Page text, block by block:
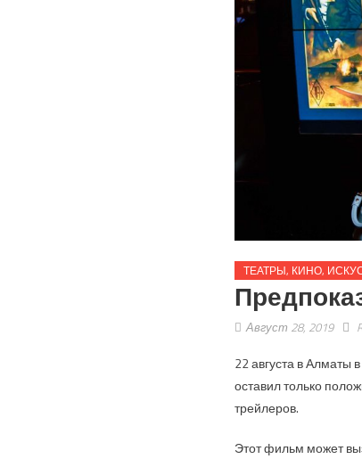
ТЕАТРЫ, КИНО,
Август 28, 2019
22 августа в Алматы
оставил только
трейлеров.
Этот фильм может